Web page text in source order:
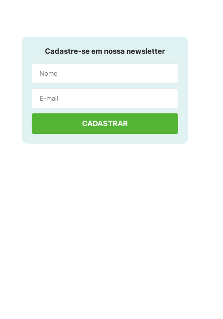
Cadastre-se em nossa newsletter